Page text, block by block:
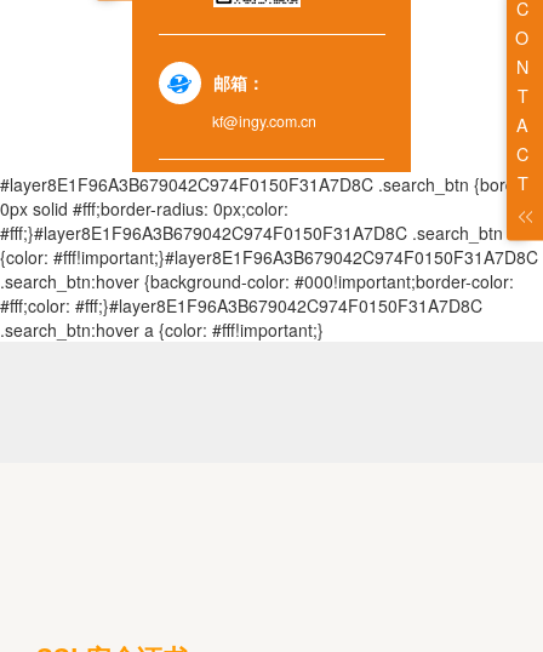
CONTACT
邮箱：
kf@ingy.com.cn
#layer8E1F96A3B679042C974F0150F31A7D8C .search_btn {border:
0px solid #fff;border-radius: 0px;color:
#fff;}#layer8E1F96A3B679042C974F0150F31A7D8C .search_btn a
{color: #fff!important;}#layer8E1F96A3B679042C974F0150F31A7D8C
.search_btn:hover {background-color: #000!important;border-color:
#fff;color: #fff;}#layer8E1F96A3B679042C974F0150F31A7D8C
.search_btn:hover a {color: #fff!important;}